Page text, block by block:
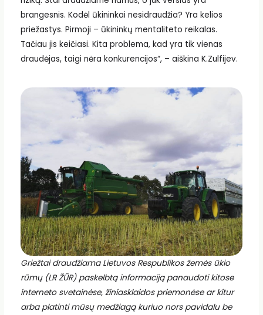
brangesnis. Kodėl ūkininkai nesidraudžia? Yra kelios
priežastys. Pirmoji – ūkininkų mentaliteto reikalas.
Tačiau jis keičiasi. Kita problema, kad yra tik vienas
draudėjas, taigi nėra konkurencijos“, – aiškina K.Zulfijev.
Griežtai draudžiama Lietuvos Respublikos žemės ūkio
rūmų (LR ŽŪR) paskelbtą informaciją panaudoti kitose
interneto svetainėse, žiniasklaidos priemonėse ar kitur
arba platinti mūsų medžiagą kuriuo nors pavidalu be